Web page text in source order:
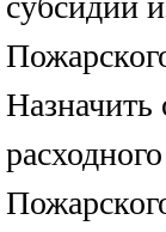
Назначить